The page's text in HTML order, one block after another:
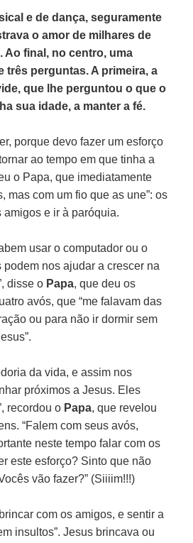
e de dança, seguramente
o amor de milhares de
Ao final, no centro, uma
três perguntas. A primeira, a
que lhe perguntou o que o
sua idade, a manter a fé.
porque devo fazer um esforço
ao tempo em que tinha a
o Papa, que imediatamente
mas com um fio que as une”: os
amigos e ir à paróquia.
usar o computador ou o
podem nos ajudar a crescer na
disse o Papa, que deu os
avós, que “me falavam das
ou para não ir dormir sem
da vida, e assim nos
próximos a Jesus. Eles
recordou o Papa, que revelou
“Falem com seus avós,
neste tempo falar com os
este esforço? Sinto que não
vão fazer?” (Siiiim!!!)
com os amigos, e sentir a
insultos”. Jesus brincava ou